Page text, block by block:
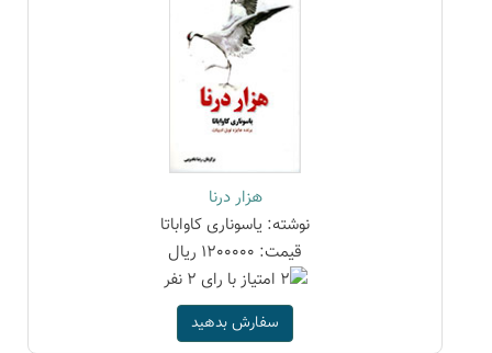
هزار درنا
نوشته: یاسوناری کاواباتا
قیمت: 1200000 ریال
سفارش بدهید